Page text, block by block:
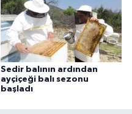
Sedir balının ardından
ayçiçeği balı sezonu
başladı